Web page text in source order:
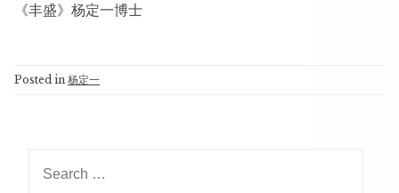
《丰盛》杨定一博士
Posted in 杨定一
for: